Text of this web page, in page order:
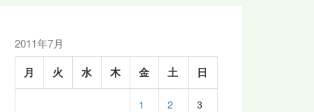
2011年7月
月 火 水 木 金 土 日
1 2 3